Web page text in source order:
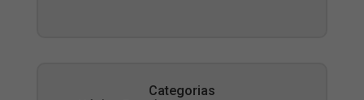
Categorias